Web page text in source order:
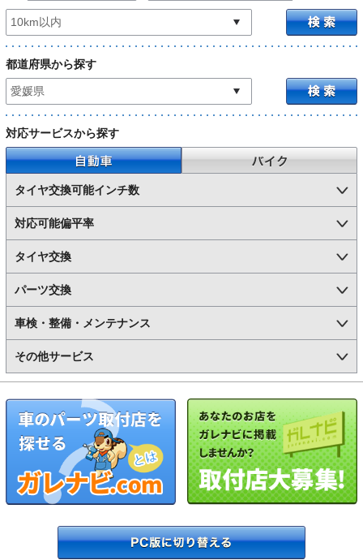
都道府県から探す
対応サービスから探す
自動車
タイヤ交換可能インチ数
対応可能偏平率
タイヤ交換
パーツ交換
車検・整備・メンテナンス
その他サービス